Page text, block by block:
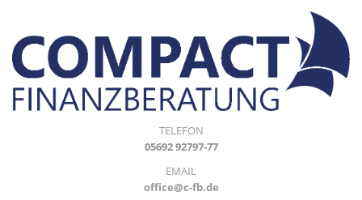
TELEFON
05692 92797-77
EMAIL
office@c-fb.de